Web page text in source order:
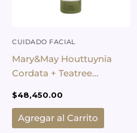
CUIDADO FACIAL
Mary&May Houttuynia
Cordata + Teatree
$48,450.00
Agregar al Carrito